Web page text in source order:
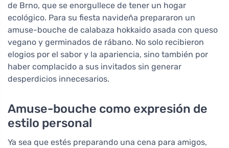
de Brno, que se enorgullece de tener un hogar
ecológico. Para su fiesta navideña prepararon un
amuse-bouche de calabaza hokkaido asada con queso
vegano y germinados de rábano. No solo recibieron
elogios por el sabor y la apariencia, sino también por
haber complacido a sus invitados sin generar
desperdicios innecesarios.
Amuse-bouche como expresión de
estilo personal
Ya sea que estés preparando una cena para amigos,